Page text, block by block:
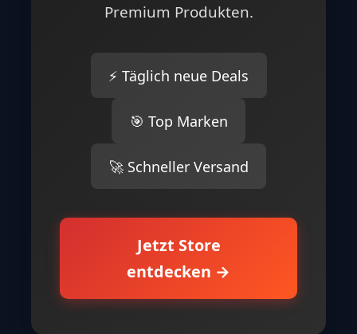
Premium Produkten.
⚡ Täglich neue Deals
🎯 Top Marken
🚀 Schneller Versand
Jetzt Store
entdecken →